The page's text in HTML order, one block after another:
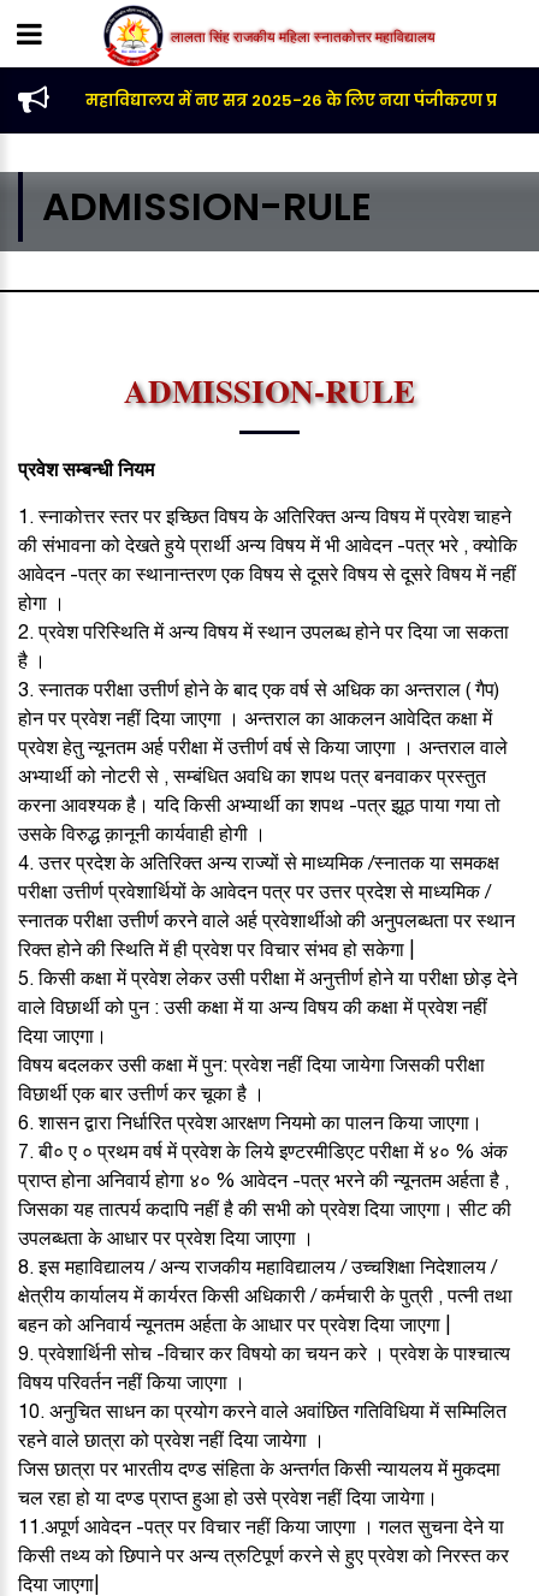
महाविद्यालय में नए सत्र 2025-26 के लिए नया पंजीकरण प्रारंभ है |
ADMISSION-RULE
ADMISSION-RULE
प्रवेश सम्बन्धी नियम
1. स्नाकोत्तर स्तर पर इच्छित विषय के अतिरिक्त अन्य विषय में प्रवेश चाहने
की संभावना को देखते हुये प्रार्थी अन्य विषय में भी आवेदन -पत्र भरे , क्योकि
आवेदन -पत्र का स्थानान्तरण एक विषय से दूसरे विषय से दूसरे विषय में नहीं
होगा ।
2. प्रवेश परिस्थिति में अन्य विषय में स्थान उपलब्ध होने पर दिया जा सकता
है ।
3. स्नातक परीक्षा उत्तीर्ण होने के बाद एक वर्ष से अधिक का अन्तराल ( गैप)
होन पर प्रवेश नहीं दिया जाएगा । अन्तराल का आकलन आवेदित कक्षा में
प्रवेश हेतु न्यूनतम अर्ह परीक्षा में उत्तीर्ण वर्ष से किया जाएगा । अन्तराल वाले
अभ्यार्थी को नोटरी से , सम्बंधित अवधि का शपथ पत्र बनवाकर प्रस्तुत
करना आवश्यक है। यदि किसी अभ्यार्थी का शपथ -पत्र झूठ पाया गया तो
उसके विरुद्ध क़ानूनी कार्यवाही होगी ।
4. उत्तर प्रदेश के अतिरिक्त अन्य राज्यों से माध्यमिक /स्नातक या समकक्ष
परीक्षा उत्तीर्ण प्रवेशार्थियों के आवेदन पत्र पर उत्तर प्रदेश से माध्यमिक /
स्नातक परीक्षा उत्तीर्ण करने वाले अर्ह प्रवेशार्थीओ की अनुपलब्धता पर स्थान
रिक्त होने की स्थिति में ही प्रवेश पर विचार संभव हो सकेगा |
5. किसी कक्षा में प्रवेश लेकर उसी परीक्षा में अनुत्तीर्ण होने या परीक्षा छोड़ देने
वाले विछार्थी को पुन : उसी कक्षा में या अन्य विषय की कक्षा में प्रवेश नहीं
दिया जाएगा।
विषय बदलकर उसी कक्षा में पुन: प्रवेश नहीं दिया जायेगा जिसकी परीक्षा
विछार्थी एक बार उत्तीर्ण कर चूका है ।
6. शासन द्वारा निर्धारित प्रवेश आरक्षण नियमो का पालन किया जाएगा।
7. बी० ए ० प्रथम वर्ष में प्रवेश के लिये इण्टरमीडिएट परीक्षा में ४० % अंक
प्राप्त होना अनिवार्य होगा ४० % आवेदन -पत्र भरने की न्यूनतम अर्हता है ,
जिसका यह तात्पर्य कदापि नहीं है की सभी को प्रवेश दिया जाएगा। सीट की
उपलब्धता के आधार पर प्रवेश दिया जाएगा ।
8. इस महाविद्यालय / अन्य राजकीय महाविद्यालय / उच्चशिक्षा निदेशालय /
क्षेत्रीय कार्यालय में कार्यरत किसी अधिकारी / कर्मचारी के पुत्री , पत्नी तथा
बहन को अनिवार्य न्यूनतम अर्हता के आधार पर प्रवेश दिया जाएगा |
9. प्रवेशार्थिनी सोच -विचार कर विषयो का चयन करे । प्रवेश के पाश्चात्य
विषय परिवर्तन नहीं किया जाएगा ।
10. अनुचित साधन का प्रयोग करने वाले अवांछित गतिविधिया में सम्मिलित
रहने वाले छात्रा को प्रवेश नहीं दिया जायेगा ।
जिस छात्रा पर भारतीय दण्ड संहिता के अन्तर्गत किसी न्यायलय में मुकदमा
चल रहा हो या दण्ड प्राप्त हुआ हो उसे प्रवेश नहीं दिया जायेगा।
11.अपूर्ण आवेदन -पत्र पर विचार नहीं किया जाएगा । गलत सुचना देने या
किसी तथ्य को छिपाने पर अन्य त्रुटिपूर्ण करने से हुए प्रवेश को निरस्त कर
दिया जाएगा|
लालता सिंह राजकीय महिला स्नातकोत्तर महाविद्यालय